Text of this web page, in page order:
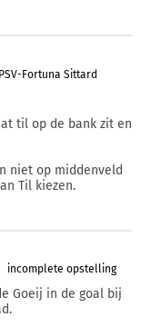
Fortuna Sittard
til op de bank zit en
niet op middenveld
Til kiezen.
incomplete opstelling
Goeij in de goal bij